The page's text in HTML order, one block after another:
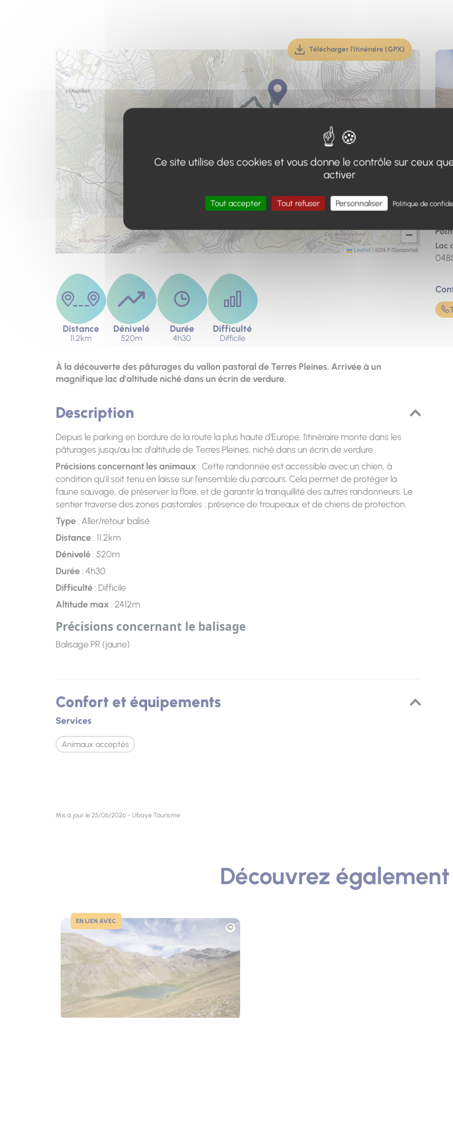
−
Leaflet | IGN-F/Geoportail
Télécharger l'itinéraire (GPX)
(téléchargement, ouverture
Distance
11.2km
Dénivelé
520m
Durée
4h30
Difficulté
Difficile
À la découverte des pâturages du vallon pastoral de Terres Pleines. Arrivée à un
magnifique lac d'altitude niché dans un écrin de verdure.
Description
Depuis le parking en bordure de la route la plus haute d'Europe, l'itinéraire monte dans les
pâturages jusqu'au lac d'altitude de Terres Pleines, niché dans un écrin de verdure.
Précisions concernant les animaux : Cette randonnée est accessible avec un chien, à
condition qu’il soit tenu en laisse sur l’ensemble du parcours. Cela permet de protéger la
faune sauvage, de préserver la flore, et de garantir la tranquillité des autres randonneurs. Le
sentier traverse des zones pastorales : présence de troupeaux et de chiens de protection.
Type: Aller/retour balisé
Distance: 11.2km
Dénivelé: 520m
Durée: 4h30
Difficulté: Difficile
Altitude max : 2412m
Précisions concernant le balisage
Balisage PR (jaune)
Confort et équipements
Services
Animaux acceptés
Lac
Mis à jour le 25/06/2026 - Ubaye Tourisme
Découvrez également
PhotoEN LIEN AVEC
Ce site utilise des cookies et vous donne le contrôle sur ceux
activer
Tout accepter Tout refuser Personnaliser Politique de